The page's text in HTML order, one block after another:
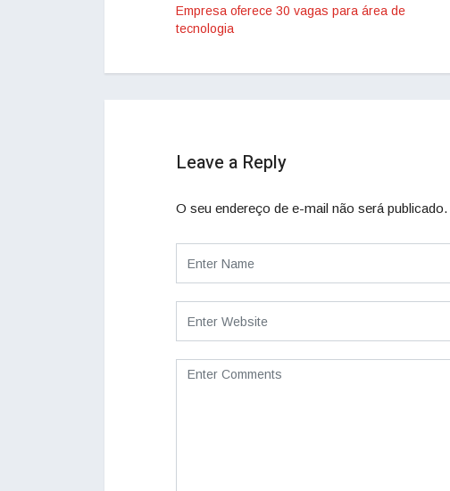
Empresa oferece 30 vagas para área de
tecnologia
Leave a Reply
O seu endereço de e-mail não será publicado.